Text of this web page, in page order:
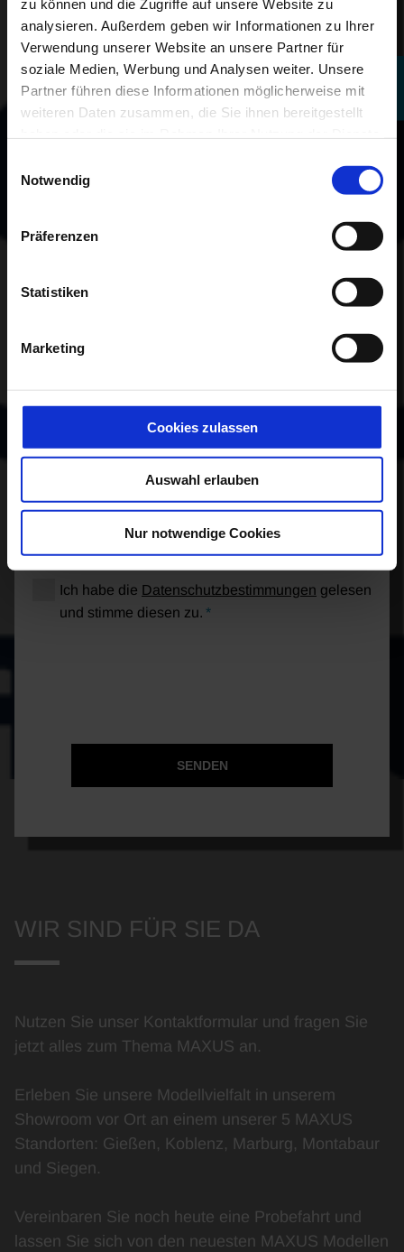
zu können und die Zugriffe auf unsere Website zu
analysieren. Außerdem geben wir Informationen zu Ihrer
Verwendung unserer Website an unsere Partner für
soziale Medien, Werbung und Analysen weiter. Unsere
Partner führen diese Informationen möglicherweise mit
weiteren Daten zusammen, die Sie ihnen bereitgestellt
Notwendig
Präferenzen
Statistiken
Marketing
Cookies zulassen
Auswahl erlauben
Nur notwendige Cookies
NACHNAME
E-MAIL
Bitte Art der Anfrage wählen
Ich habe die Datenschutzbestimmungen gelesen
und stimme diesen zu.
SENDEN
WIR SIND FÜR SIE DA
Nutzen Sie unser Kontaktformular und fragen Sie
jetzt alles zum Thema MAXUS an.
Erleben Sie unsere Modellvielfalt in unserem
Showroom vor Ort an einem unserer 5 MAXUS
Standorten: Gießen, Koblenz, Marburg, Montabaur
und Siegen.
Vereinbaren Sie noch heute eine Probefahrt und
lassen Sie sich von den neuesten MAXUS Modellen